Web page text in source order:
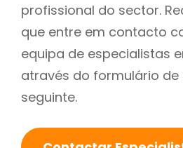
profissional do sector.
que entre em contacto
equipa de especialistas
através do formulário
seguinte.